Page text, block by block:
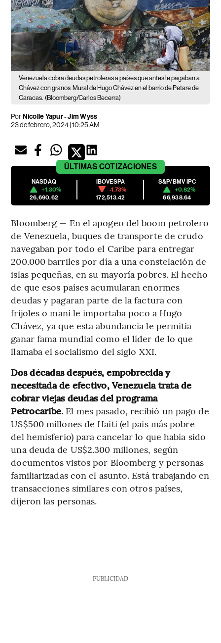
Venezuela cobra deudas petroleras a países que antes le pagaban a
Chávez con granos Mural de Hugo Chávez en el barrio de Petare de
Caracas. (Bloomberg/Carlos Becerra)
PorNicolle Yapur - Jim Wyss
23 de febrero, 2024 | 10:25 AM
ÚLTIMAS COTIZACIONES
NASDAQ
+1.30%
26,690.62
IBOVESPA
-1.73%
172,513.42
S&P/BMV IPC
+0.82%
66,938.64
Bloomberg — En el apogeo del boom petrolero
de Venezuela, buques de transporte de crudo
navegaban por todo el Caribe para entregar
200.000 barriles por día a una constelación de
islas pequeñas, en su mayoría pobres. El hecho
de que esos países acumularan enormes
deudas y pagaran parte de la factura con
frijoles o maní le importaba poco a Hugo
Chávez, ya que esta abundancia le permitía
ganar fama mundial como el líder de lo que
llamaba el socialismo del siglo XXI.
Dos décadas después, empobrecida y
necesitada de efectivo, Venezuela trata de
cobrar viejas deudas del programa
Petrocaribe. El mes pasado, recibió un pago de
US$500 millones de Haití (el país más pobre
del hemisferio) para cancelar lo que había sido
una deuda de US$2.300 millones, según
documentos vistos por Bloomberg y personas
familiarizadas con el asunto. Está trabajando en
transacciones similares con otros países,
dijeron las personas.
PUBLICIDAD